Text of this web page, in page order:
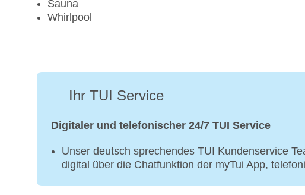
Sauna
Whirlpool
Ihr TUI Service
Digitaler und telefonischer 24/7 TUI Service
Unser deutsch sprechendes TUI Kundenservice
digital über die Chatfunktion der myTui App,